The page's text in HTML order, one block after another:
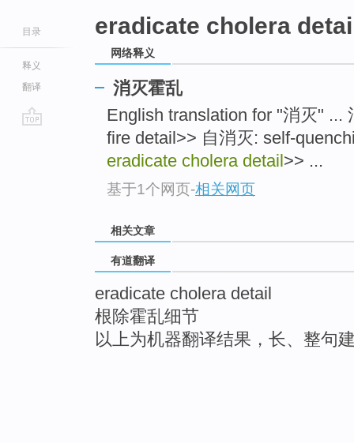
目录
释义
翻译
eradicate cholera
网络释义
消灭霍乱
English translation for "消灭" ...
fire detail>> 自消灭: self-
eradicate cholera detail >> ...
基于1个网页-相关网页
相关文章
有道翻译
eradicate cholera detail
根除霍乱细节
以上为机器翻译结果，长、整句